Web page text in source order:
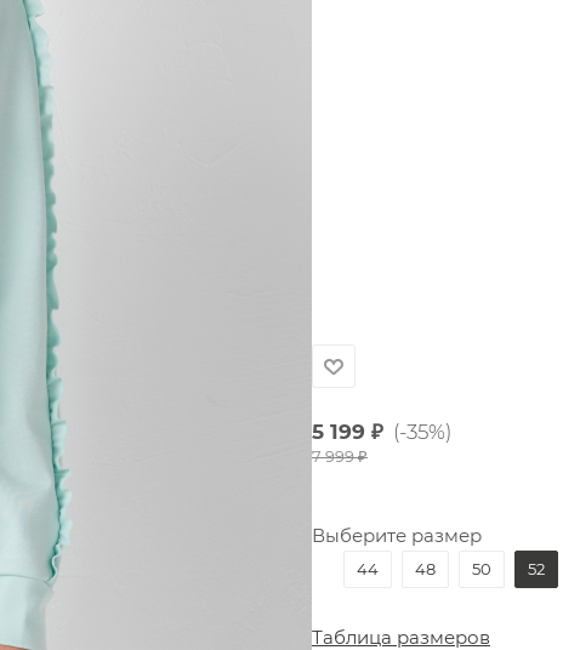
5 199 ₽ (-35%)
7 999₽
Выберите размер
44 48 50 52
Таблица размеров